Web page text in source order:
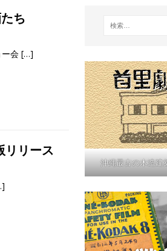
ち
会 […]
リリース
沖縄最古の木造建